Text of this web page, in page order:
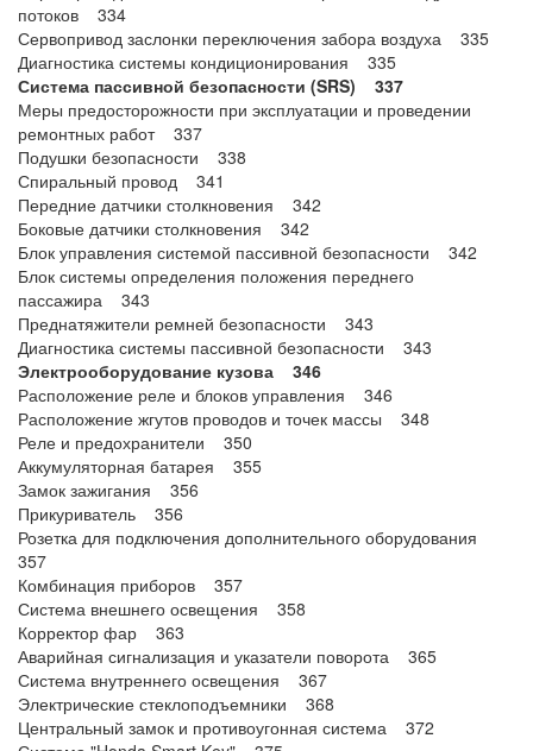
потоков 334
Сервопривод заслонки переключения забора воздуха 335
Диагностика системы кондиционирования 335
Система пассивной безопасности (SRS) 337
Меры предосторожности при эксплуатации и проведении
ремонтных работ 337
Подушки безопасности 338
Спиральный провод 341
Передние датчики столкновения 342
Боковые датчики столкновения 342
Блок управления системой пассивной безопасности 342
Блок системы определения положения переднего
пассажира 343
Преднатяжители ремней безопасности 343
Диагностика системы пассивной безопасности 343
Электрооборудование кузова 346
Расположение реле и блоков управления 346
Расположение жгутов проводов и точек массы 348
Реле и предохранители 350
Аккумуляторная батарея 355
Замок зажигания 356
Прикуриватель 356
Розетка для подключения дополнительного оборудования
357
Комбинация приборов 357
Система внешнего освещения 358
Корректор фар 363
Аварийная сигнализация и указатели поворота 365
Система внутреннего освещения 367
Электрические стеклоподъемники 368
Центральный замок и противоугонная система 372